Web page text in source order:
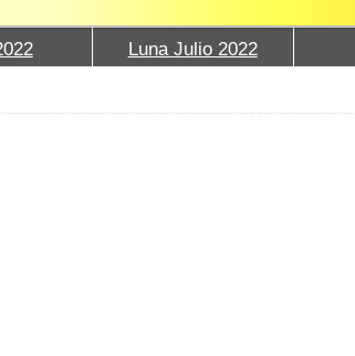
Luna Julio 2022